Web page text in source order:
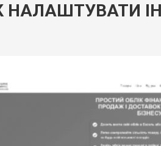
НАЛАШТУВАТИ